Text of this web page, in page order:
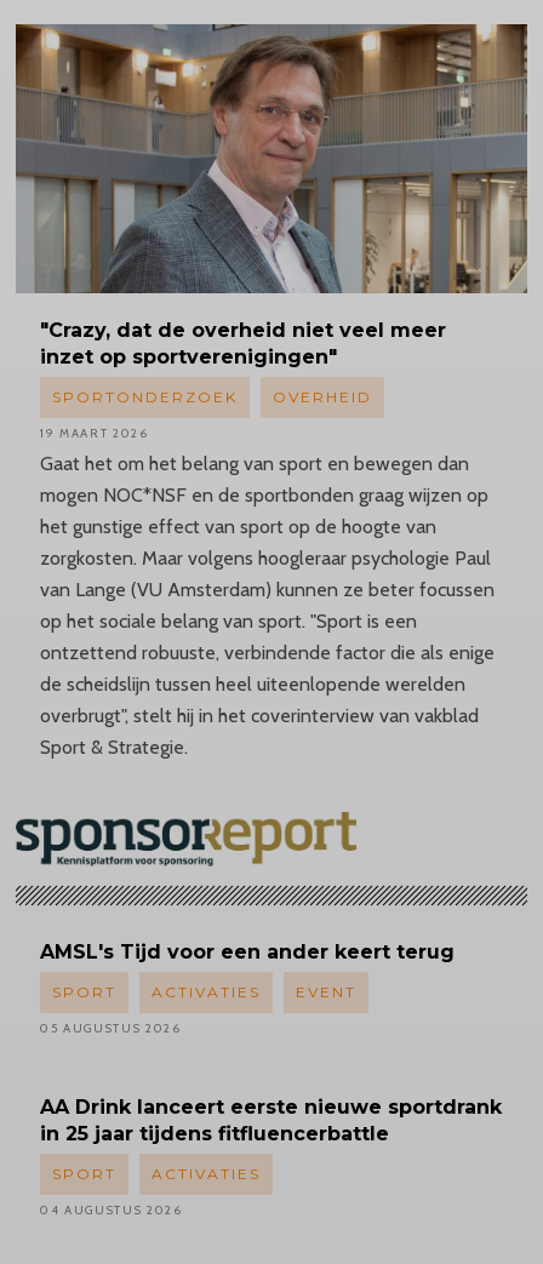
"Crazy, dat de overheid niet veel meer
inzet op sportverenigingen"
Gaat het om het belang van sport en bewegen dan
mogen NOC*NSF en de sportbonden graag wijzen op
het gunstige effect van sport op de hoogte van
zorgkosten. Maar volgens hoogleraar psychologie Paul
van Lange (VU Amsterdam) kunnen ze beter focussen
op het sociale belang van sport. "Sport is een
ontzettend robuuste, verbindende factor die als enige
de scheidslijn tussen heel uiteenlopende werelden
overbrugt", stelt hij in het coverinterview van vakblad
Sport & Strategie.
SPORTONDERZOEK OVERHEID
19 MAART 2026
AMSL's Tijd voor een ander keert terug
SPORT ACTIVATIES EVENT
05 AUGUSTUS 2026
AA Drink lanceert eerste nieuwe sportdrank
in 25 jaar tijdens fitfluencerbattle
SPORT ACTIVATIES
04 AUGUSTUS 2026